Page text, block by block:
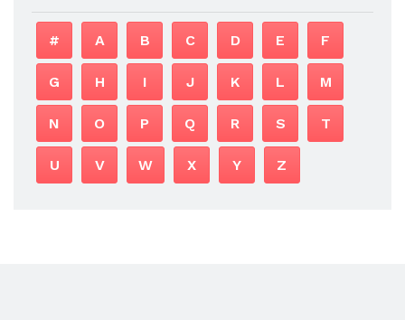
# A B C D E F
G H I J K L M
N O P Q R S T
U V W X Y Z